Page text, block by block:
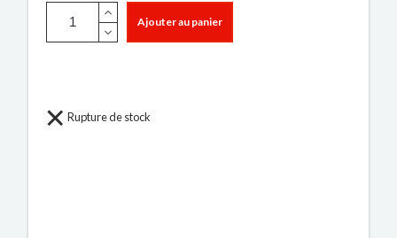
Ajouter au panier
Rupture de stock